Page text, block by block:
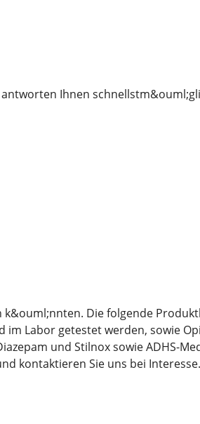
Ihnen
k&ouml;nnten. Die folgende
Labor getestet werden, sowie
und Stilnox sowie ADHS-
kontaktieren Sie uns bei Interesse.